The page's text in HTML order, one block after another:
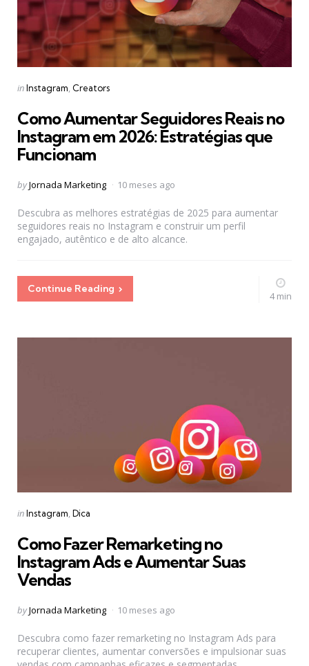
Categories
Posted
inInstagram Creators
Como Aumentar Seguidores Reais no
Instagram em 2026: Estratégias que
Funcionam
Posted
byJornada Marketing 10 meses ago
Descubra as melhores estratégias de 2025 para aumentar
seguidores reais no Instagram e construir um perfil
engajado, autêntico e de alto alcance.
Continue Reading
4 min
Categories
Posted
inInstagram Dica
Como Fazer Remarketing no
Instagram Ads e Aumentar Suas
Vendas
Posted
byJornada Marketing 10 meses ago
Descubra como fazer remarketing no Instagram Ads para
recuperar clientes, aumentar conversões e impulsionar suas